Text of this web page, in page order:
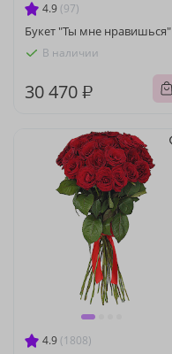
4.9 (97)
Букет "Ты мне нравишься"
В наличии
30 470 ₽
4.9 (1808)